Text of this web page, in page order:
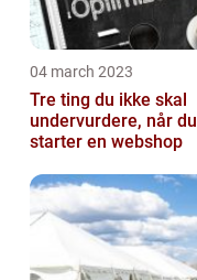
04 march 2023
Tre ting du ikke skal
undervurdere, når du
starter en webshop